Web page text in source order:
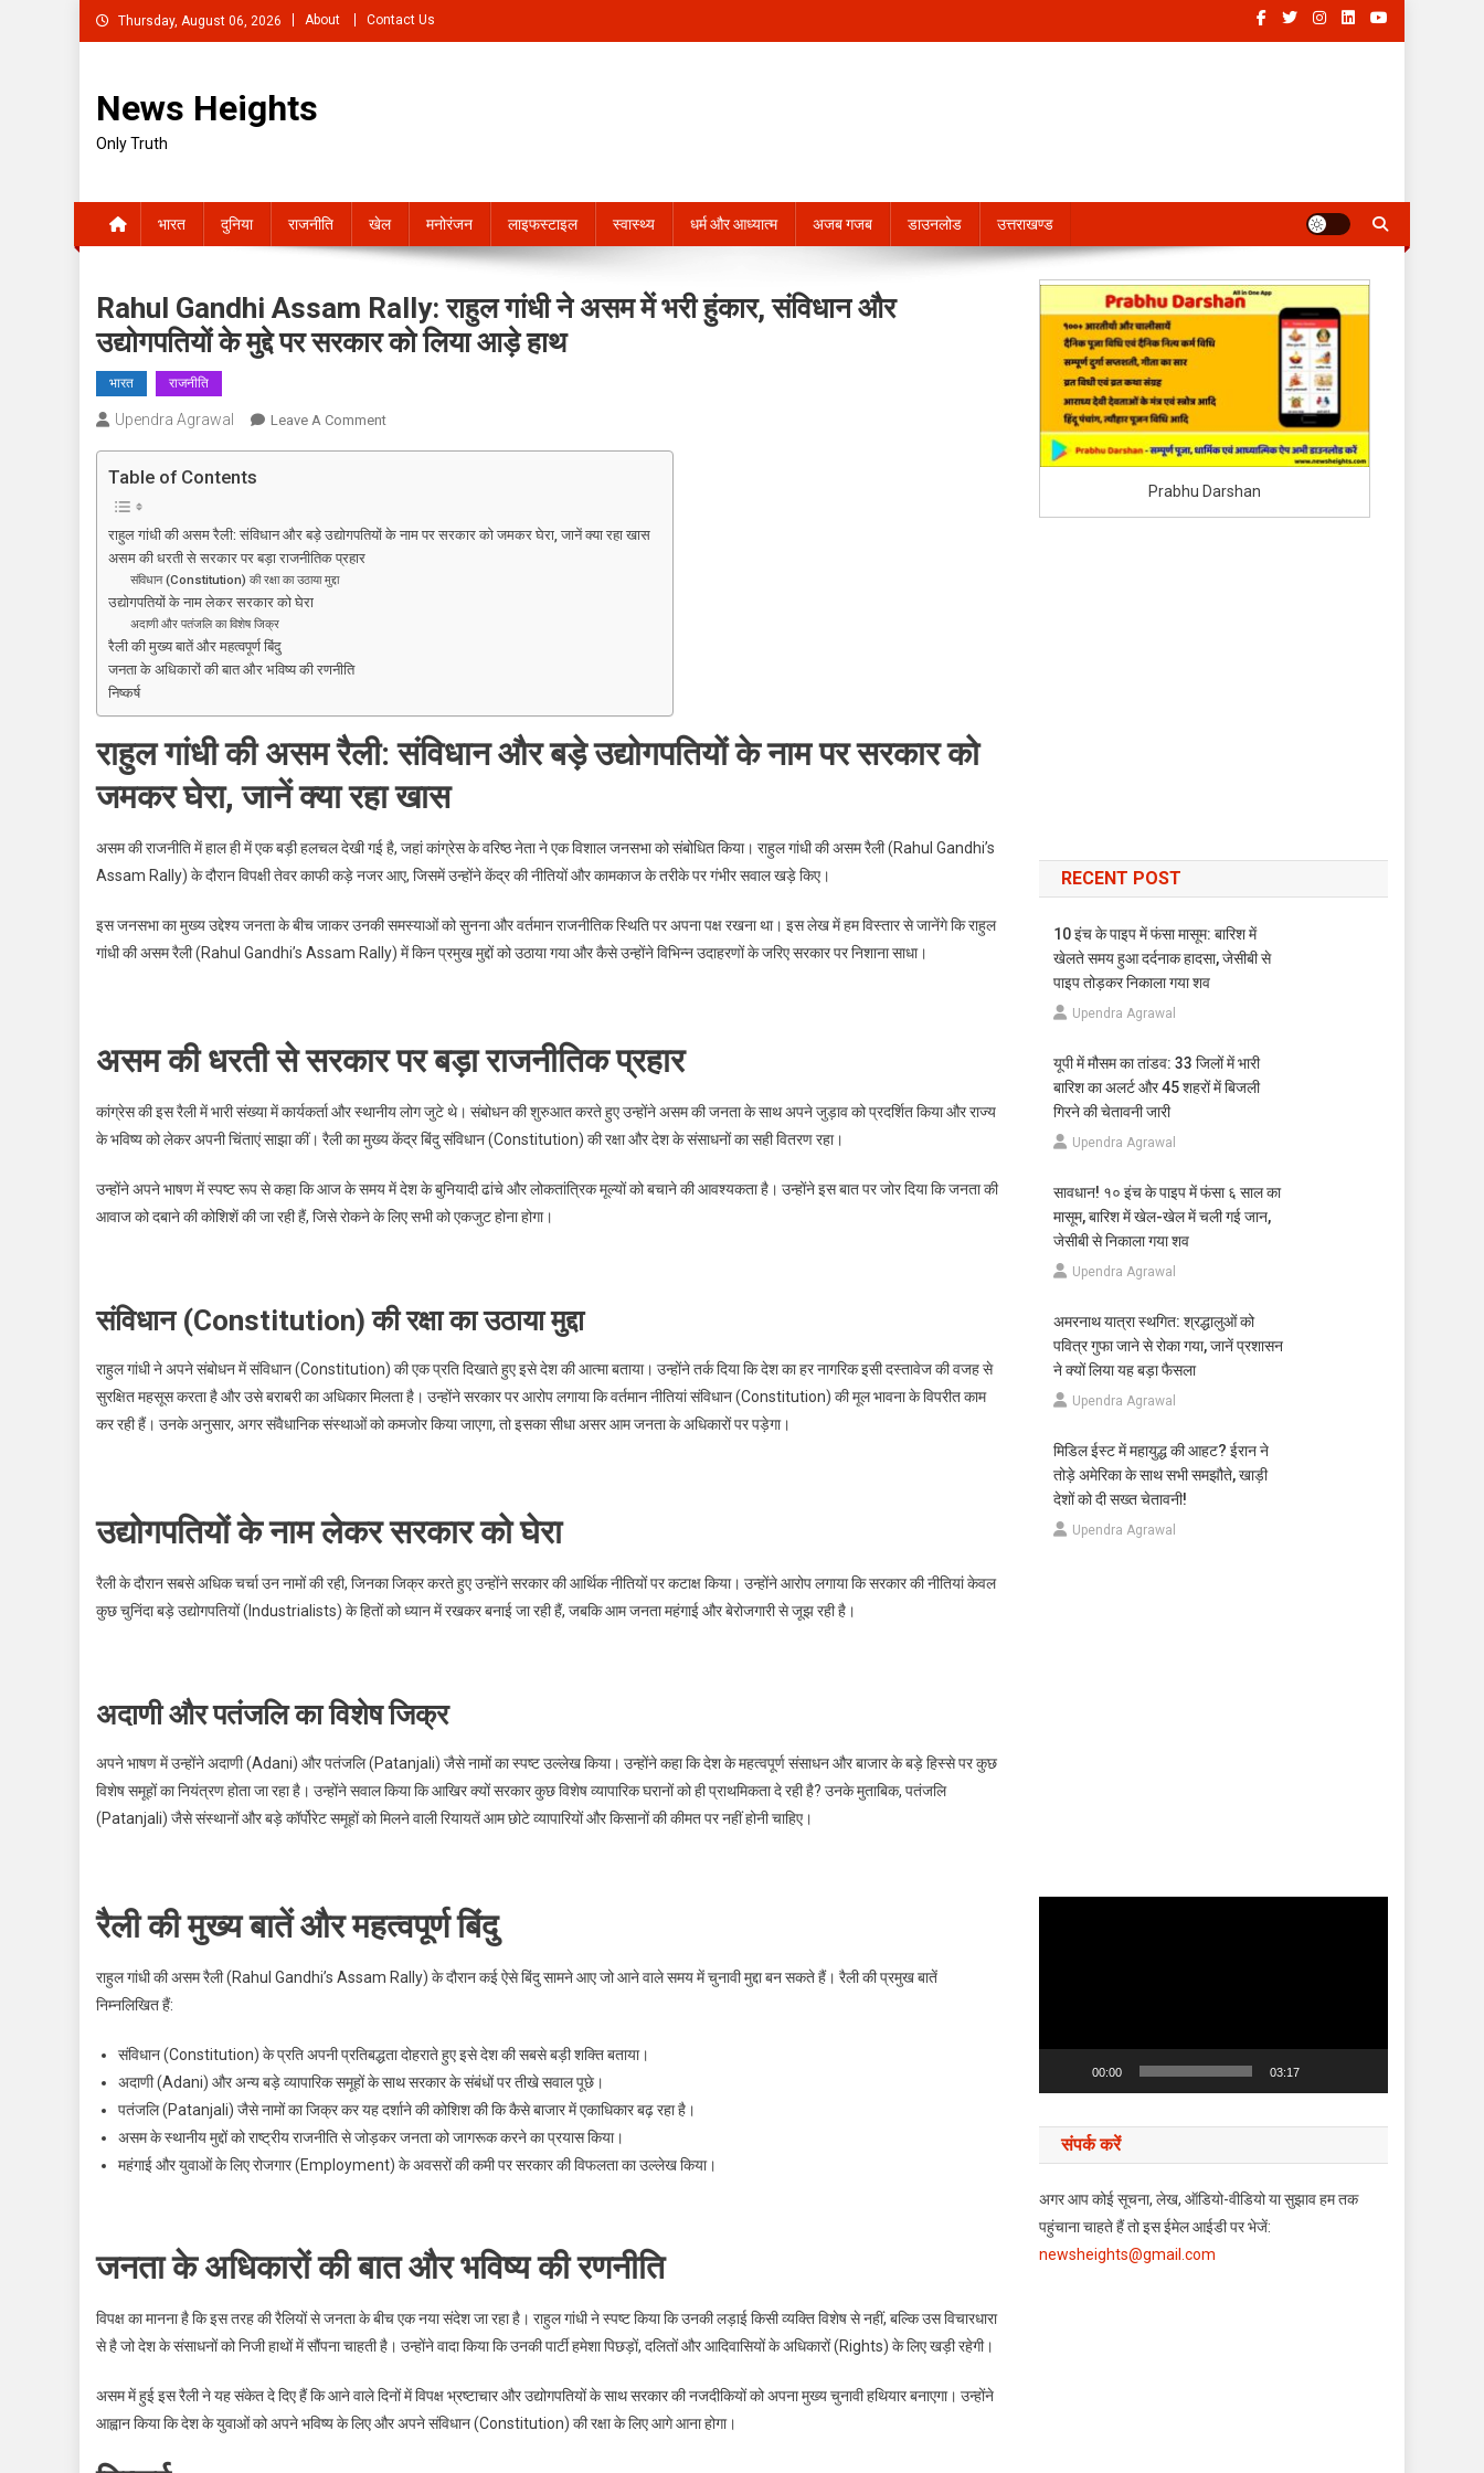
Skip
to
Thursday, August 06, 2026 About Contact Us
News Heights
Only Truth
भारत दुनिया राजनीति खेल मनोरंजन लाइफस्टाइल स्वास्थ्य धर्म और आध्यात्म अजब गजब डाउनलोड उत्तराखण्ड
Rahul Gandhi Assam Rally: राहुल गांधी ने असम में भरी हुंकार, संविधान और
उद्योगपतियों के मुद्दे पर सरकार को लिया आड़े हाथ
भारत राजनीति
Upendra Agrawal Leave A CommentOn
और
पर
सरकार
लिया
आड़े
Table of Contents
राहुल गांधी की असम रैली: संविधान और बड़े उद्योगपतियों के नाम पर सरकार को जमकर घेरा, जानें क्या रहा खास
असम की धरती से सरकार पर बड़ा राजनीतिक प्रहार
संविधान (Constitution) की रक्षा का उठाया मुद्दा
उद्योगपतियों के नाम लेकर सरकार को घेरा
अदाणी और पतंजलि का विशेष जिक्र
रैली की मुख्य बातें और महत्वपूर्ण बिंदु
जनता के अधिकारों की बात और भविष्य की रणनीति
निष्कर्ष
राहुल गांधी की असम रैली: संविधान और बड़े उद्योगपतियों के नाम पर सरकार को
जमकर घेरा, जानें क्या रहा खास
असम की राजनीति में हाल ही में एक बड़ी हलचल देखी गई है, जहां कांग्रेस के वरिष्ठ नेता ने एक विशाल जनसभा को संबोधित किया। राहुल गांधी की असम रैली (Rahul Gandhi’s
Assam Rally) के दौरान विपक्षी तेवर काफी कड़े नजर आए, जिसमें उन्होंने केंद्र की नीतियों और कामकाज के तरीके पर गंभीर सवाल खड़े किए।
इस जनसभा का मुख्य उद्देश्य जनता के बीच जाकर उनकी समस्याओं को सुनना और वर्तमान राजनीतिक स्थिति पर अपना पक्ष रखना था। इस लेख में हम विस्तार से जानेंगे कि राहुल
गांधी की असम रैली (Rahul Gandhi’s Assam Rally) में किन प्रमुख मुद्दों को उठाया गया और कैसे उन्होंने विभिन्न उदाहरणों के जरिए सरकार पर निशाना साधा।
असम की धरती से सरकार पर बड़ा राजनीतिक प्रहार
कांग्रेस की इस रैली में भारी संख्या में कार्यकर्ता और स्थानीय लोग जुटे थे। संबोधन की शुरुआत करते हुए उन्होंने असम की जनता के साथ अपने जुड़ाव को प्रदर्शित किया और राज्य
के भविष्य को लेकर अपनी चिंताएं साझा कीं। रैली का मुख्य केंद्र बिंदु संविधान (Constitution) की रक्षा और देश के संसाधनों का सही वितरण रहा।
उन्होंने अपने भाषण में स्पष्ट रूप से कहा कि आज के समय में देश के बुनियादी ढांचे और लोकतांत्रिक मूल्यों को बचाने की आवश्यकता है। उन्होंने इस बात पर जोर दिया कि जनता की
आवाज को दबाने की कोशिशें की जा रही हैं, जिसे रोकने के लिए सभी को एकजुट होना होगा।
संविधान (Constitution) की रक्षा का उठाया मुद्दा
राहुल गांधी ने अपने संबोधन में संविधान (Constitution) की एक प्रति दिखाते हुए इसे देश की आत्मा बताया। उन्होंने तर्क दिया कि देश का हर नागरिक इसी दस्तावेज की वजह से
सुरक्षित महसूस करता है और उसे बराबरी का अधिकार मिलता है। उन्होंने सरकार पर आरोप लगाया कि वर्तमान नीतियां संविधान (Constitution) की मूल भावना के विपरीत काम
कर रही हैं। उनके अनुसार, अगर संवैधानिक संस्थाओं को कमजोर किया जाएगा, तो इसका सीधा असर आम जनता के अधिकारों पर पड़ेगा।
उद्योगपतियों के नाम लेकर सरकार को घेरा
रैली के दौरान सबसे अधिक चर्चा उन नामों की रही, जिनका जिक्र करते हुए उन्होंने सरकार की आर्थिक नीतियों पर कटाक्ष किया। उन्होंने आरोप लगाया कि सरकार की नीतियां केवल
कुछ चुनिंदा बड़े उद्योगपतियों (Industrialists) के हितों को ध्यान में रखकर बनाई जा रही हैं, जबकि आम जनता महंगाई और बेरोजगारी से जूझ रही है।
अदाणी और पतंजलि का विशेष जिक्र
अपने भाषण में उन्होंने अदाणी (Adani) और पतंजलि (Patanjali) जैसे नामों का स्पष्ट उल्लेख किया। उन्होंने कहा कि देश के महत्वपूर्ण संसाधन और बाजार के बड़े हिस्से पर कुछ
विशेष समूहों का नियंत्रण होता जा रहा है। उन्होंने सवाल किया कि आखिर क्यों सरकार कुछ विशेष व्यापारिक घरानों को ही प्राथमिकता दे रही है? उनके मुताबिक, पतंजलि
(Patanjali) जैसे संस्थानों और बड़े कॉर्पोरेट समूहों को मिलने वाली रियायतें आम छोटे व्यापारियों और किसानों की कीमत पर नहीं होनी चाहिए।
रैली की मुख्य बातें और महत्वपूर्ण बिंदु
राहुल गांधी की असम रैली (Rahul Gandhi’s Assam Rally) के दौरान कई ऐसे बिंदु सामने आए जो आने वाले समय में चुनावी मुद्दा बन सकते हैं। रैली की प्रमुख बातें
निम्नलिखित हैं:
संविधान (Constitution) के प्रति अपनी प्रतिबद्धता दोहराते हुए इसे देश की सबसे बड़ी शक्ति बताया।
अदाणी (Adani) और अन्य बड़े व्यापारिक समूहों के साथ सरकार के संबंधों पर तीखे सवाल पूछे।
पतंजलि (Patanjali) जैसे नामों का जिक्र कर यह दर्शाने की कोशिश की कि कैसे बाजार में एकाधिकार बढ़ रहा है।
असम के स्थानीय मुद्दों को राष्ट्रीय राजनीति से जोड़कर जनता को जागरूक करने का प्रयास किया।
महंगाई और युवाओं के लिए रोजगार (Employment) के अवसरों की कमी पर सरकार की विफलता का उल्लेख किया।
जनता के अधिकारों की बात और भविष्य की रणनीति
विपक्ष का मानना है कि इस तरह की रैलियों से जनता के बीच एक नया संदेश जा रहा है। राहुल गांधी ने स्पष्ट किया कि उनकी लड़ाई किसी व्यक्ति विशेष से नहीं, बल्कि उस विचारधारा
से है जो देश के संसाधनों को निजी हाथों में सौंपना चाहती है। उन्होंने वादा किया कि उनकी पार्टी हमेशा पिछड़ों, दलितों और आदिवासियों के अधिकारों (Rights) के लिए खड़ी रहेगी।
असम में हुई इस रैली ने यह संकेत दे दिए हैं कि आने वाले दिनों में विपक्ष भ्रष्टाचार और उद्योगपतियों के साथ सरकार की नजदीकियों को अपना मुख्य चुनावी हथियार बनाएगा। उन्होंने
आह्वान किया कि देश के युवाओं को अपने भविष्य के लिए और अपने संविधान (Constitution) की रक्षा के लिए आगे आना होगा।
Prabhu Darshan
RECENT POST
10 इंच के पाइप में फंसा मासूम: बारिश में
खेलते समय हुआ दर्दनाक हादसा, जेसीबी से
पाइप तोड़कर निकाला गया शव
Upendra Agrawal
यूपी में मौसम का तांडव: 33 जिलों में भारी
बारिश का अलर्ट और 45 शहरों में बिजली
गिरने की चेतावनी जारी
Upendra Agrawal
सावधान! १० इंच के पाइप में फंसा ६ साल का
मासूम, बारिश में खेल-खेल में चली गई जान,
जेसीबी से निकाला गया शव
Upendra Agrawal
अमरनाथ यात्रा स्थगित: श्रद्धालुओं को
पवित्र गुफा जाने से रोका गया, जानें प्रशासन
ने क्यों लिया यह बड़ा फैसला
Upendra Agrawal
मिडिल ईस्ट में महायुद्ध की आहट? ईरान ने
तोड़े अमेरिका के साथ सभी समझौते, खाड़ी
देशों को दी सख्त चेतावनी!
Upendra Agrawal
00:00 03:17
संपर्क करें
अगर आप कोई सूचना, लेख, ऑडियो-वीडियो या सुझाव हम तक
पहुंचाना चाहते हैं तो इस ईमेल आईडी पर भेजें:
newsheights@gmail.com